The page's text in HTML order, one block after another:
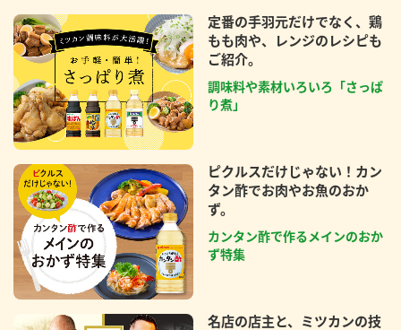
定番の手羽元だけでなく、鶏
もも肉や、レンジのレシピも
ご紹介。
調味料や素材いろいろ「さっぱ
り煮」
ピクルスだけじゃない！カン
タン酢でお肉やお魚のおか
ず。
カンタン酢で作るメインのおか
ず特集
名店の店主と、ミツカンの技